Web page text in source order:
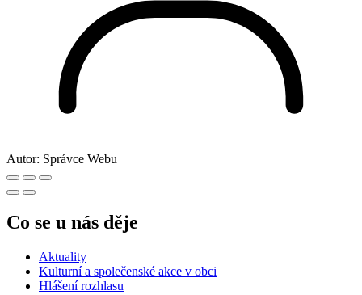
Autor: Správce Webu
Co se u nás děje
Aktuality
Kulturní a společenské akce v obci
Hlášení rozhlasu